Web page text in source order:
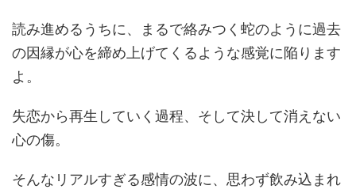
読み進めるうちに、まるで絡みつく蛇のように過去
の因縁が心を締め上げてくるような感覚に陥ります
よ。
失恋から再生していく過程、そして決して消えない
心の傷。
そんなリアルすぎる感情の波に、思わず飲み込まれ